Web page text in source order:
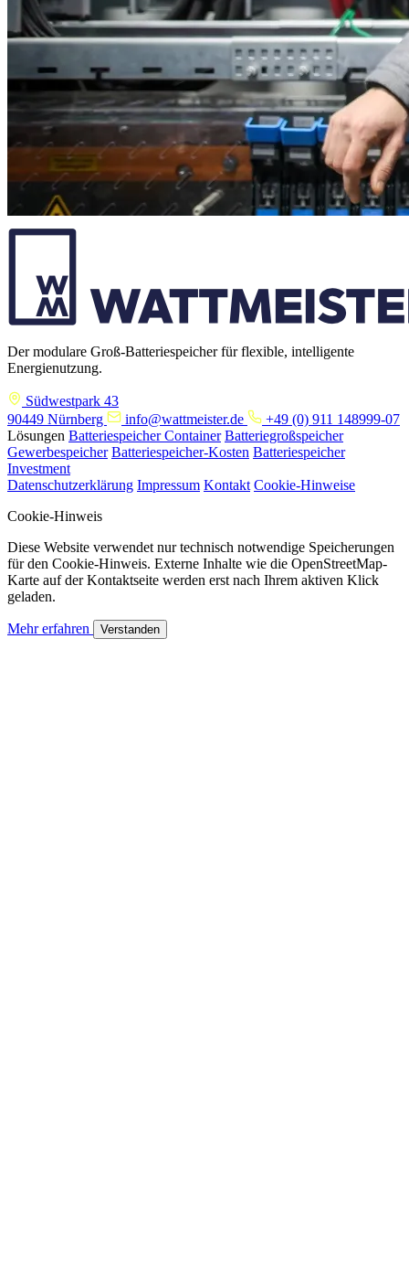
Der modulare Groß-Batteriespeicher für flexible, intelligente
Energienutzung.
Südwestpark 43
90449 Nürnberg
info@wattmeister.de
+49 (0) 911 148999-07
Lösungen Batteriespeicher Container Batteriegroßspeicher
Gewerbespeicher Batteriespeicher-Kosten Batteriespeicher
Investment
Datenschutzerklärung Impressum Kontakt Cookie-Hinweise
Cookie-Hinweis
Diese Website verwendet nur technisch notwendige Speicherungen
für den Cookie-Hinweis. Externe Inhalte wie die OpenStreetMap-
Karte auf der Kontaktseite werden erst nach Ihrem aktiven Klick
geladen.
Mehr erfahren Verstanden